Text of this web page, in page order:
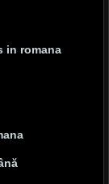
in romana